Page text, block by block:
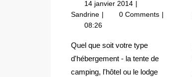
APRÈS
14 janvier 2014 14
janvier
Sandrine Tromper
l’ennui
un
safari
0 Comments
08:26
Quel que soit votre type
d'hébergement - la tente de
camping, l'hôtel ou le lodge